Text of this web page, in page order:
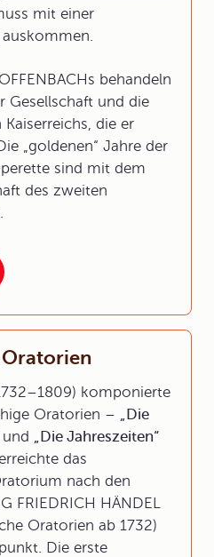
mit einer
behandeln
Gesellschaft und die
die er
„goldenen“ Jahre der
sind mit dem
des zweiten
komponierte
Oratorien – „Die
und „Die Jahreszeiten“
das
nach den
FRIEDRICH HÄNDEL
Oratorien ab 1732)
Die erste